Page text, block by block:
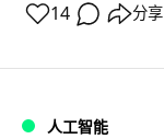
14 分享
人工智能